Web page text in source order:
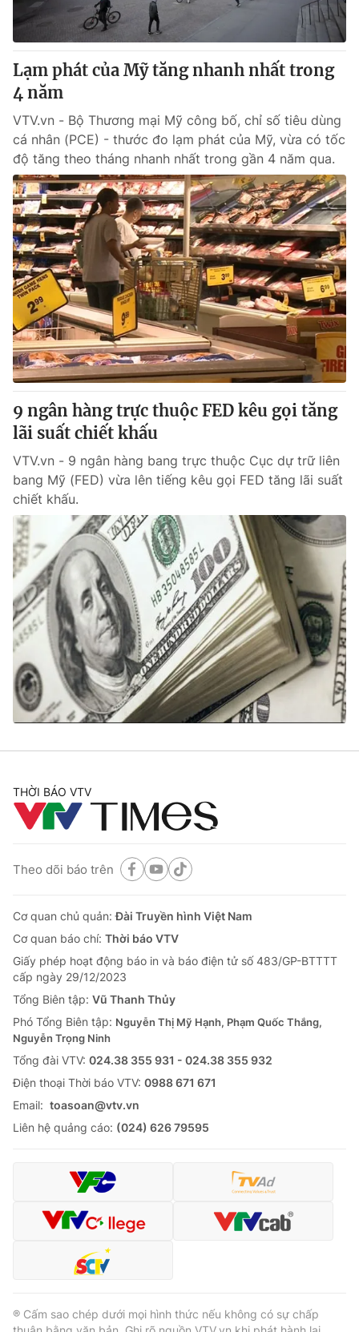
Lạm phát của Mỹ tăng nhanh nhất trong
4 năm
VTV.vn - Bộ Thương mại Mỹ công bố, chỉ số tiêu dùng
cá nhân (PCE) - thước đo lạm phát của Mỹ, vừa có tốc
độ tăng theo tháng nhanh nhất trong gần 4 năm qua.
9 ngân hàng trực thuộc FED kêu gọi tăng
lãi suất chiết khấu
VTV.vn - 9 ngân hàng bang trực thuộc Cục dự trữ liên
bang Mỹ (FED) vừa lên tiếng kêu gọi FED tăng lãi suất
chiết khấu.
THỜI BÁO VTV
Theo dõi báo trên
Cơ quan chủ quản:Đài Truyền hình Việt Nam
Cơ quan báo chí: Thời báo VTV
Giấy phép hoạt động báo in và báo điện tử số 483/GP-BTTTT
cấp ngày 29/12/2023
Tổng Biên tập: Vũ Thanh Thủy
Phó Tổng Biên tập: Nguyễn Thị Mỹ Hạnh, Phạm Quốc Thắng,
Nguyễn Trọng Ninh
Tổng đài VTV: 024.38 355 931 - 024.38 355 932
Ðiện thoại Thời báo VTV: 0988 671 671
Email: toasoan@vtv.vn
Liên hệ quảng cáo: (024) 626 79595
® Cấm sao chép dưới mọi hình thức nếu không có sự chấp